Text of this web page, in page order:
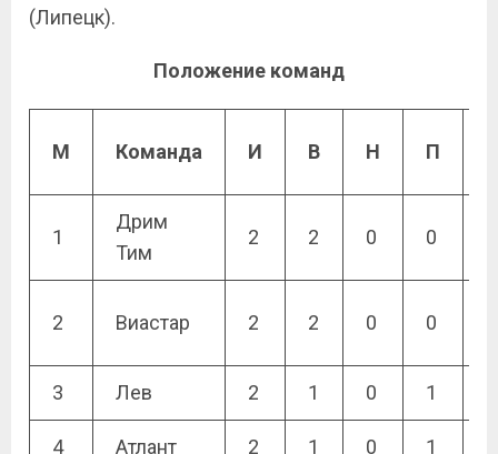
(Липецк).
Положение команд
М Команда И В Н П
1
Дрим
Тим
2 2 0 0
2 Виастар 2 2 0 0
3 Лев 2 1 0 1
4 Атлант 2 1 0 1